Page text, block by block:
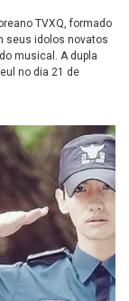
TVXQ, formado
seus idolos novatos
musical. A dupla
no dia 21 de